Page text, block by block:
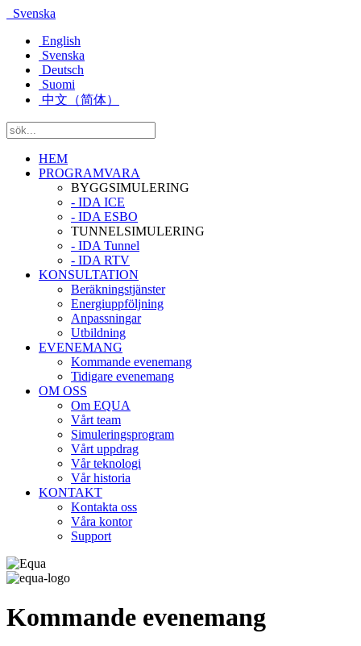
Svenska
English
Svenska
Deutsch
Suomi
中文（简体）
HEM
PROGRAMVARA
BYGGSIMULERING
- IDA ICE
- IDA ESBO
TUNNELSIMULERING
- IDA Tunnel
- IDA RTV
KONSULTATION
Beräkningstjänster
Energiuppföljning
Anpassningar
Utbildning
EVENEMANG
Kommande evenemang
Tidigare evenemang
OM OSS
Om EQUA
Vårt team
Simuleringsprogram
Vårt uppdrag
Vår teknologi
Vår historia
KONTAKT
Kontakta oss
Våra kontor
Support
Kommande evenemang